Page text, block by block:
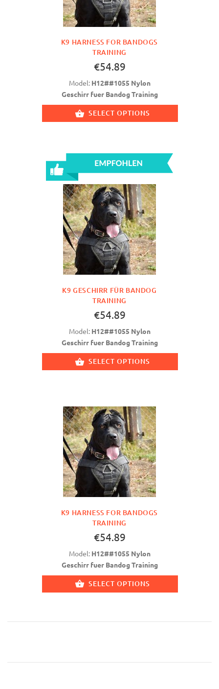
K9 HARNESS FOR BANDOGS
TRAINING
€54.89
Model: H12##1055 Nylon
Geschirr fuer Bandog Training
SELECT OPTIONS
K9 GESCHIRR FÜR BANDOG
TRAINING
€54.89
Model: H12##1055 Nylon
Geschirr fuer Bandog Training
SELECT OPTIONS
K9 HARNESS FOR BANDOGS
TRAINING
€54.89
Model: H12##1055 Nylon
Geschirr fuer Bandog Training
SELECT OPTIONS